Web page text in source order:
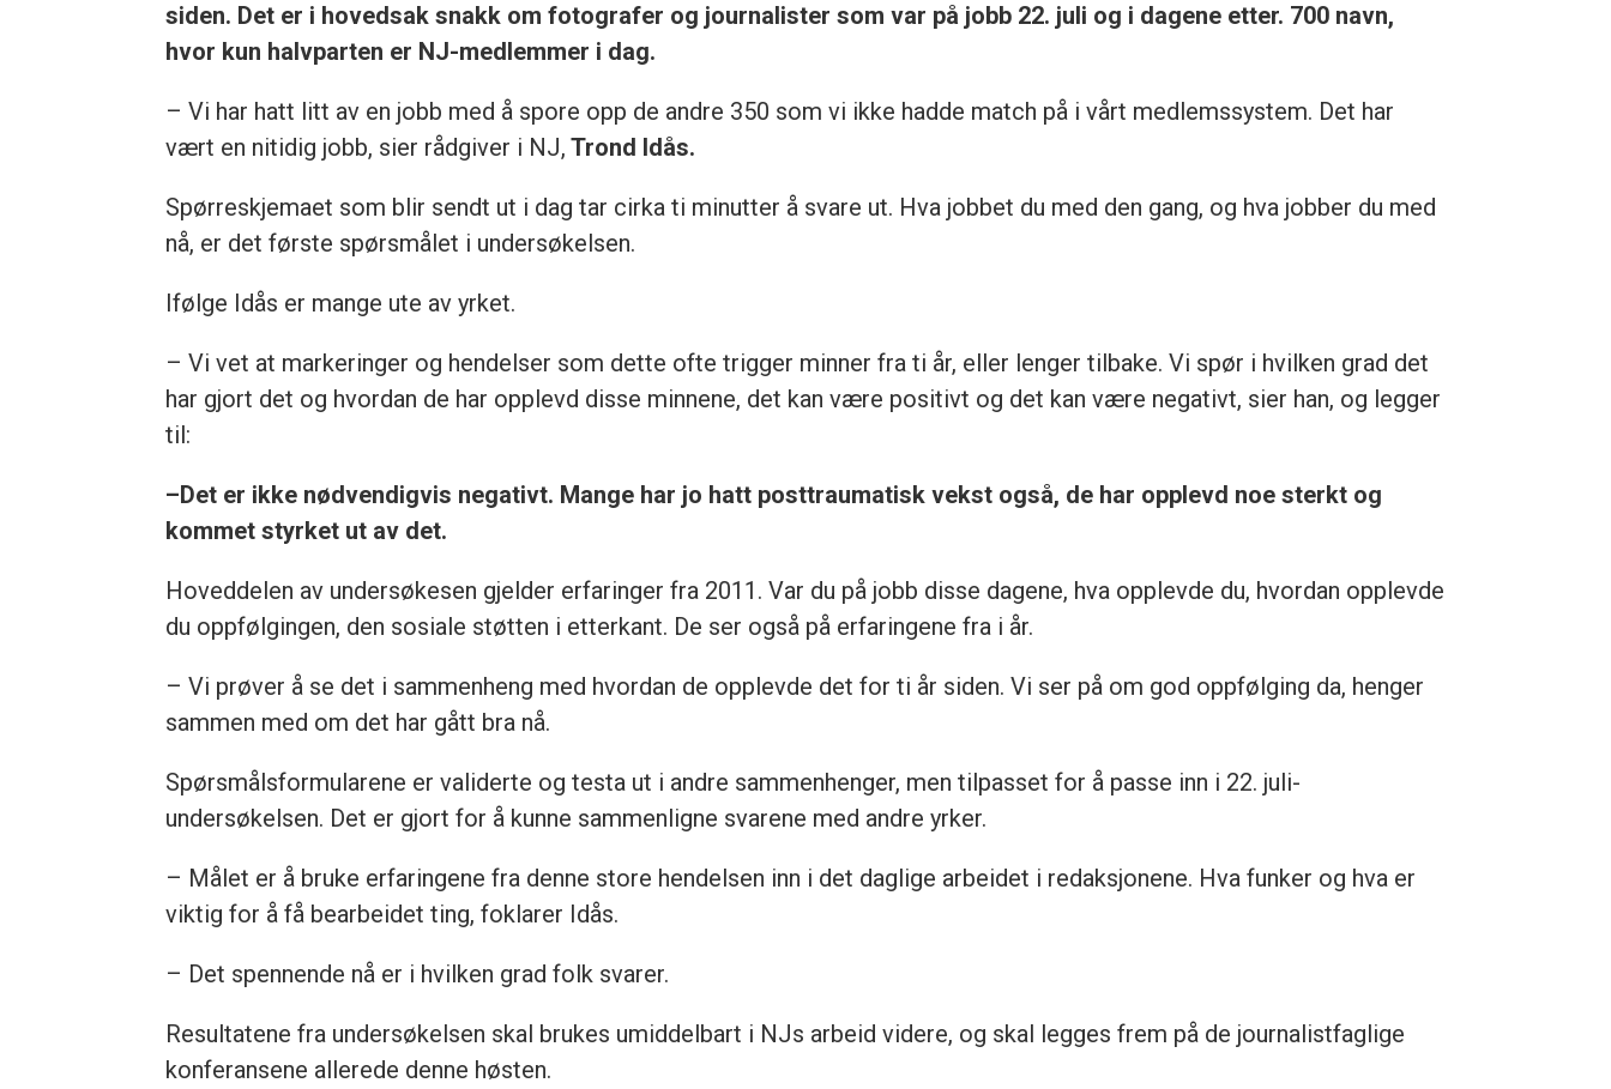
siden. Det er i hovedsak snakk om fotografer og journalister som var på jobb 22. juli og i dagene etter. 700 navn,
hvor kun halvparten er NJ-medlemmer i dag.
– Vi har hatt litt av en jobb med å spore opp de andre 350 som vi ikke hadde match på i vårt medlemssystem. Det har
vært en nitidig jobb, sier rådgiver i NJ, Trond Idås.
Spørreskjemaet som blir sendt ut i dag tar cirka ti minutter å svare ut. Hva jobbet du med den gang, og hva jobber du med
nå, er det første spørsmålet i undersøkelsen.
Ifølge Idås er mange ute av yrket.
– Vi vet at markeringer og hendelser som dette ofte trigger minner fra ti år, eller lenger tilbake. Vi spør i hvilken grad det
har gjort det og hvordan de har opplevd disse minnene, det kan være positivt og det kan være negativt, sier han, og legger
til:
–Det er ikke nødvendigvis negativt. Mange har jo hatt posttraumatisk vekst også, de har opplevd noe sterkt og
kommet styrket ut av det.
Hoveddelen av undersøkesen gjelder erfaringer fra 2011. Var du på jobb disse dagene, hva opplevde du, hvordan opplevde
du oppfølgingen, den sosiale støtten i etterkant. De ser også på erfaringene fra i år.
– Vi prøver å se det i sammenheng med hvordan de opplevde det for ti år siden. Vi ser på om god oppfølging da, henger
sammen med om det har gått bra nå.
Spørsmålsformularene er validerte og testa ut i andre sammenhenger, men tilpasset for å passe inn i 22. juli-
undersøkelsen. Det er gjort for å kunne sammenligne svarene med andre yrker.
– Målet er å bruke erfaringene fra denne store hendelsen inn i det daglige arbeidet i redaksjonene. Hva funker og hva er
viktig for å få bearbeidet ting, foklarer Idås.
– Det spennende nå er i hvilken grad folk svarer.
Resultatene fra undersøkelsen skal brukes umiddelbart i NJs arbeid videre, og skal legges frem på de journalistfaglige
konferansene allerede denne høsten.